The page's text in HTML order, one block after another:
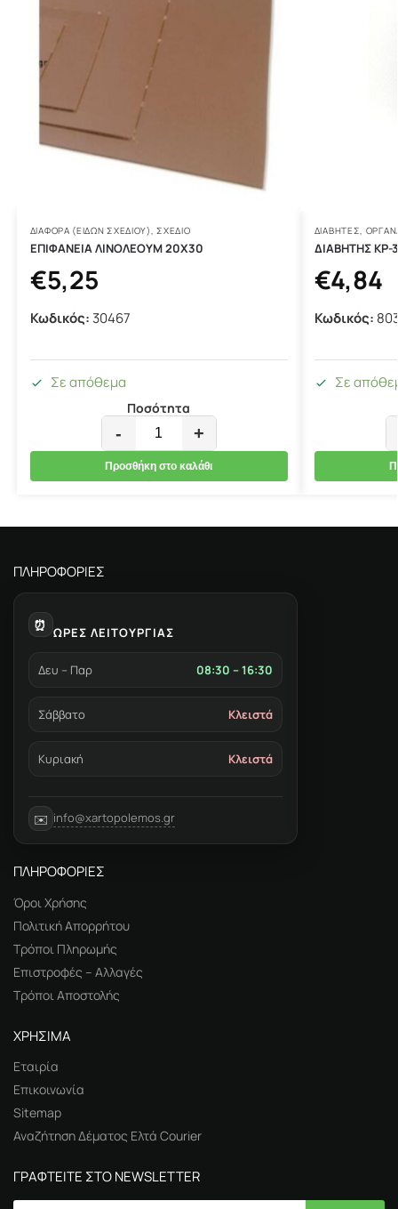
ΔΙΆΦΟΡΑ (ΕΙΔΏΝ ΣΧΕΔΊΟΥ),ΣΧΕΔΙΟ
ΕΠΙΦΑΝΕΙΑ ΛΙΝΟΛΕΟΥΜ 20Χ30
€5,25
Κωδικός: 30467
Σε απόθεμα
Ποσότητα
- +
Προσθήκη στο καλάθι
ΔΙΑΒΉΤΕΣ,
ΔΙΑΒΗΤΗΣ ΚΡ-
€4,84
Κωδικός:
Σε
ΠΛΗΡΟΦΟΡΙΕΣ
⏰ ΩΡΕΣ ΛΕΙΤΟΥΡΓΙΑΣ
Δευ – Παρ 08:30 – 16:30
Σάββατο Κλειστά
Κυριακή Κλειστά
✉️ info@xartopolemos.gr
ΠΛΗΡΟΦΟΡΙΕΣ
Όροι Χρήσης
Πολιτική Απορρήτου
Τρόποι Πληρωμής
Επιστροφές – Αλλαγές
Τρόποι Αποστολής
ΧΡΗΣΙΜΑ
Εταιρία
Επικοινωνία
Sitemap
Αναζήτηση Δέματος Ελτά Courier
ΓΡΑΦΤΕΙΤΕ ΣΤΟ NEWSLETTER